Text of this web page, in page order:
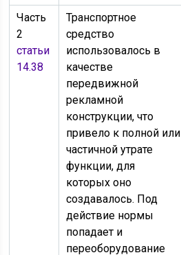
Часть
2
статьи
14.38
Транспортное
средство
использовалось в
качестве
передвижной
рекламной
конструкции, что
привело к полной или
частичной утрате
функции, для
которых оно
создавалось. Под
действие нормы
попадает и
переоборудование